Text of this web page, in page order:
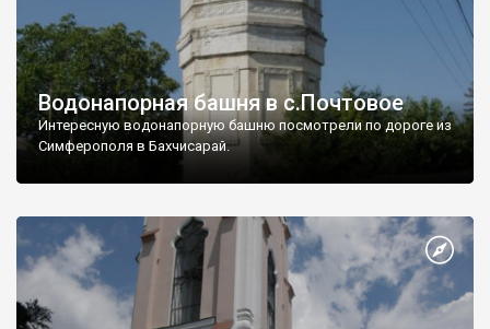
Водонапорная башня в с.Почтовое
Интересную водонапорную башню посмотрели по дороге из
Симферополя в Бахчисарай.